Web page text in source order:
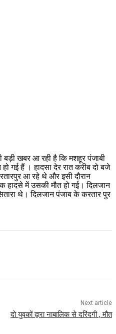
खबर आ रही है कि मशहूर पंजाबी
गई हैं । हादसा देर रात करीब दो बजे
आ रहे थे और इसी दौरान
हादसे में उसकी मौत हो गई। दिलजान
थे। दिलजान पंजाब के करतार पुर
Next article
दो युवकों द्वारा नाबालिक से दरिंदगी , मौत